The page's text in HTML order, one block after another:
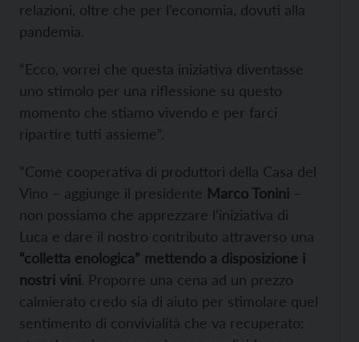
relazioni, oltre che per l’economia, dovuti alla
pandemia.
“Ecco, vorrei che questa iniziativa diventasse
uno stimolo per una riflessione su questo
momento che stiamo vivendo e per farci
ripartire tutti assieme”.
“Come cooperativa di produttori della Casa del
Vino – aggiunge il presidente Marco Tonini –
non possiamo che apprezzare l’iniziativa di
Luca e dare il nostro contributo attraverso una
“colletta enologica” mettendo a disposizione i
nostri vini. Proporre una cena ad un prezzo
calmierato credo sia di aiuto per stimolare quel
sentimento di convivialità che va recuperato: